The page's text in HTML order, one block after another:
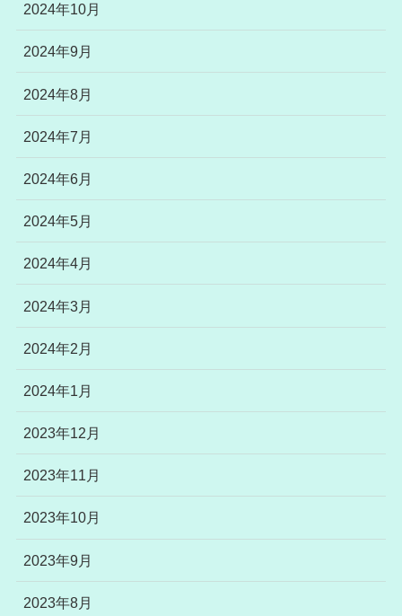
2024年10月
2024年9月
2024年8月
2024年7月
2024年6月
2024年5月
2024年4月
2024年3月
2024年2月
2024年1月
2023年12月
2023年11月
2023年10月
2023年9月
2023年8月